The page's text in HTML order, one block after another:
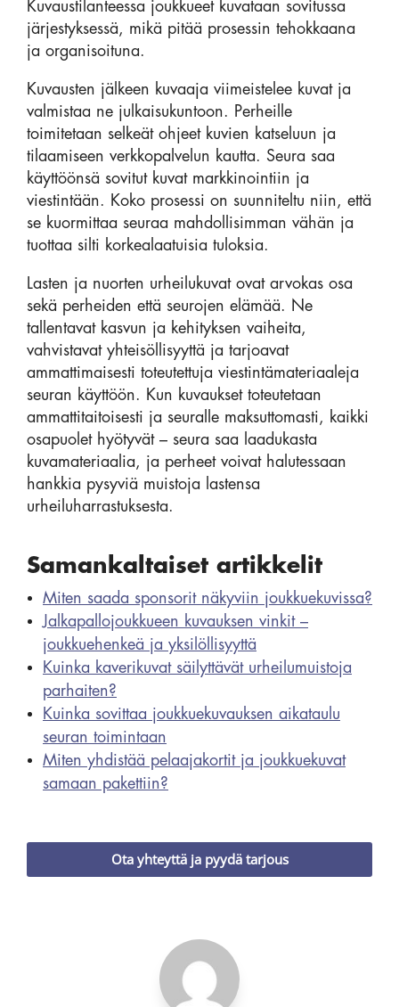
Kuvaustilanteessa joukkueet kuvataan sovitussa
järjestyksessä, mikä pitää prosessin tehokkaana
ja organisoituna.
Kuvausten jälkeen kuvaaja viimeistelee kuvat ja
valmistaa ne julkaisukuntoon. Perheille
toimitetaan selkeät ohjeet kuvien katseluun ja
tilaamiseen verkkopalvelun kautta. Seura saa
käyttöönsä sovitut kuvat markkinointiin ja
viestintään. Koko prosessi on suunniteltu niin, että
se kuormittaa seuraa mahdollisimman vähän ja
tuottaa silti korkealaatuisia tuloksia.
Lasten ja nuorten urheilukuvat ovat arvokas osa
sekä perheiden että seurojen elämää. Ne
tallentavat kasvun ja kehityksen vaiheita,
vahvistavat yhteisöllisyyttä ja tarjoavat
ammattimaisesti toteutettuja viestintämateriaaleja
seuran käyttöön. Kun kuvaukset toteutetaan
ammattitaitoisesti ja seuralle maksuttomasti, kaikki
osapuolet hyötyvät – seura saa laadukasta
kuvamateriaalia, ja perheet voivat halutessaan
hankkia pysyviä muistoja lastensa
urheiluharrastuksesta.
Samankaltaiset artikkelit
Miten saada sponsorit näkyviin joukkuekuvissa?
Jalkapallojoukkueen kuvauksen vinkit –
joukkuehenkeä ja yksilöllisyyttä
Kuinka kaverikuvat säilyttävät urheilumuistoja
parhaiten?
Kuinka sovittaa joukkuekuvauksen aikataulu
seuran toimintaan
Miten yhdistää pelaajakortit ja joukkuekuvat
samaan pakettiin?
Ota yhteyttä ja pyydä tarjous